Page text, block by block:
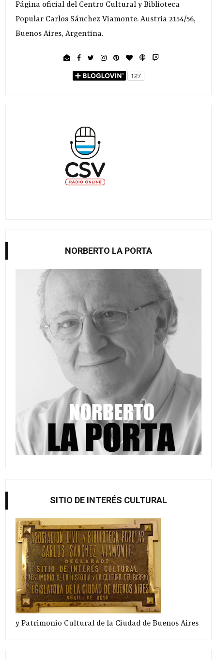
Página oficial del Centro Cultural y Biblioteca
Popular Carlos Sánchez Viamonte. Austria 2154/56,
Buenos Aires, Argentina.
NORBERTO LA PORTA
SITIO DE INTERÉS CULTURAL
y Patrimonio Cultural de la Ciudad de Buenos Aires